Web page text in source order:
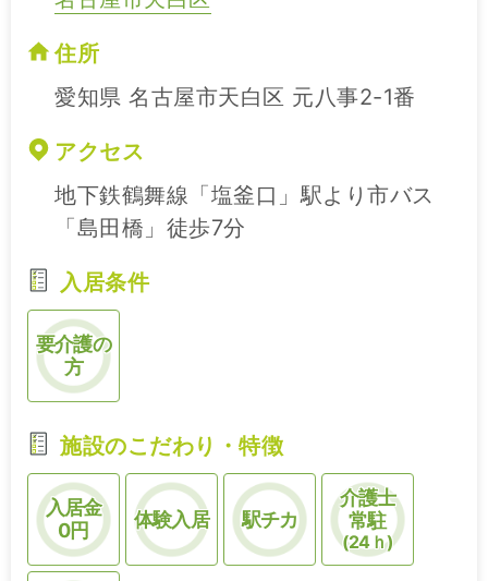
住所
愛知県 名古屋市天白区 元八事2-1番
アクセス
地下鉄鶴舞線「塩釜口」駅より市バス
「島田橋」徒歩7分
入居条件
要介護の
方
施設のこだわり・特徴
入居金
0円
体験入居 駅チカ
介護士
常駐
(24ｈ)